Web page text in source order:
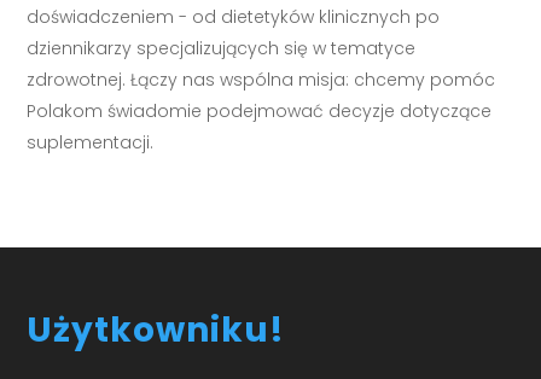
doświadczeniem - od dietetyków klinicznych po
dziennikarzy specjalizujących się w tematyce
zdrowotnej. Łączy nas wspólna misja: chcemy pomóc
Polakom świadomie podejmować decyzje dotyczące
suplementacji.
Użytkowniku!